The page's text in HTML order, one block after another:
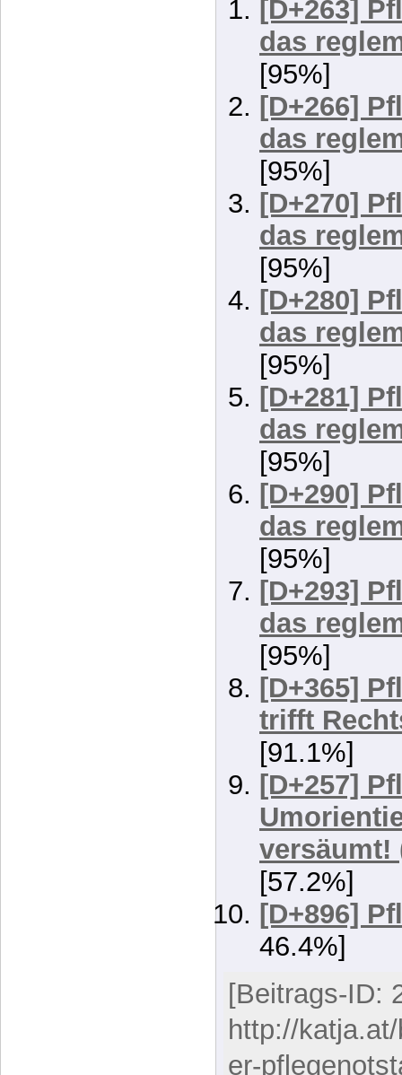
[95%]
[D+266]
das
[95%]
[D+270]
das
[95%]
[D+280]
das
[95%]
[D+281]
das
[95%]
[D+290]
das
[95%]
[D+293]
das
[95%]
[D+365]
trifft
[91.1%]
[D+257]
versäumt!
[57.2%]
[D+896]
46.4%]
[Beitrags-ID:
http://
er-
Kommentar